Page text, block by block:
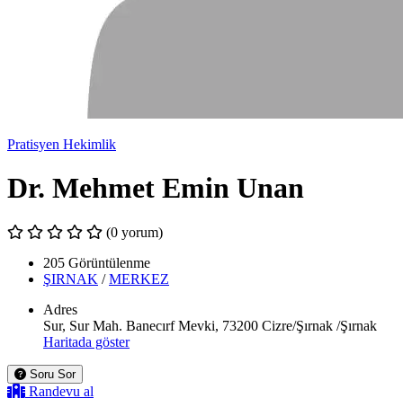
Pratisyen Hekimlik
Dr. Mehmet Emin Unan
(0 yorum)
205 Görüntülenme
ŞIRNAK /MERKEZ
Adres
Sur, Sur Mah. Banecırf Mevki, 73200 Cizre/Şırnak /Şırnak
Haritada göster
Soru Sor
Randevu al